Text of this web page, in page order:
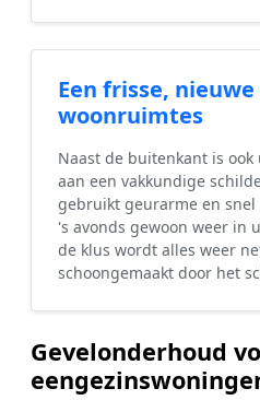
Een frisse,
woonruimtes
Naast de buitenkant is
aan een vakkundige
gebruikt geurarme en
's avonds gewoon weer in
de klus wordt alles weer
schoongemaakt door het
Gevelonderhoud